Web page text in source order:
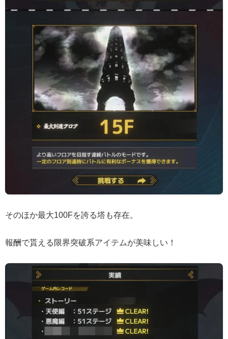
そのほか最大100Fを誇る塔も存在。
報酬で貰える限界突破系アイテムが美味しい！